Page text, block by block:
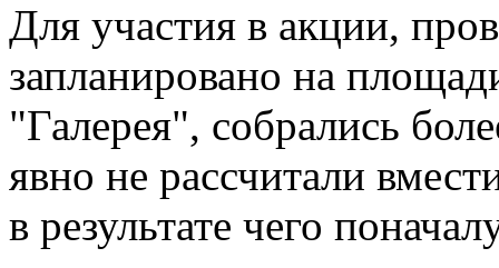
Для участия в акции,
запланировано на
"Галерея", собрались
явно не рассчитали
в результате чего